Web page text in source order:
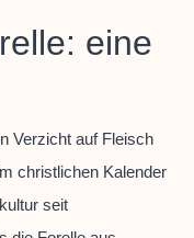
eine
Verzicht auf Fleisch
christlichen Kalender
seit